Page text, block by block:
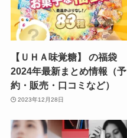
【ＵＨＡ味覚糖】 の福袋
2024年最新まとめ情報（予
約・販売・口コミなど）
2023年12月28日